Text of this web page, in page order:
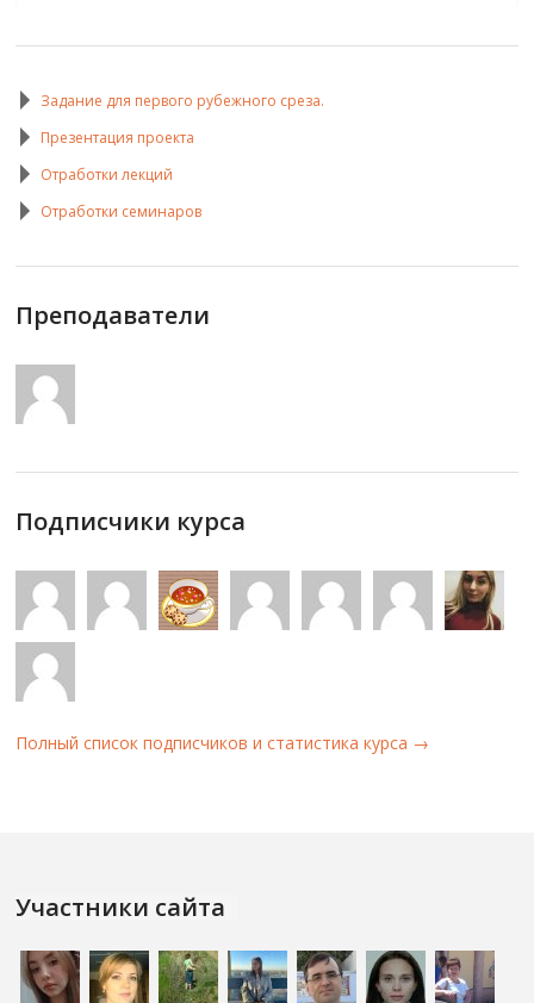
Задание для первого рубежного среза.
Презентация проекта
Отработки лекций
Отработки семинаров
Преподаватели
Подписчики курса
Полный список подписчиков и статистика курса →
Участники сайта